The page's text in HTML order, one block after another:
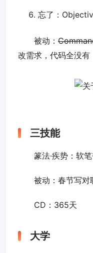
忘了：
被动：
改需求，代码全没有
三技能
篆法·疾势：软
被动：春节写对
CD：365天
大学